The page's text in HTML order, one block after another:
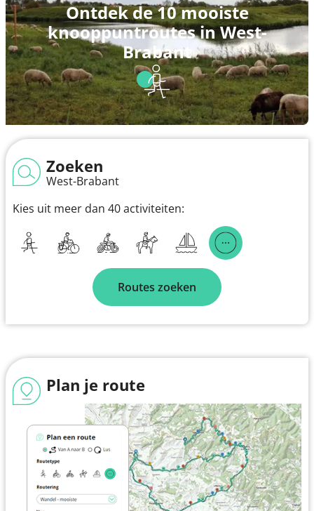
Ontdek de 10 mooiste
knooppuntroutes in West-
Brabant
Zoeken
West-Brabant
Kies uit meer dan 40 activiteiten:
Routes zoeken
Plan je route